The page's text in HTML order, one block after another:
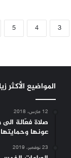
3
4
5
المواضيع الأكثر
12 مارس، 2018
صلاة فعّالة
عونها وحمايتها
23 نوفمبر، 2019